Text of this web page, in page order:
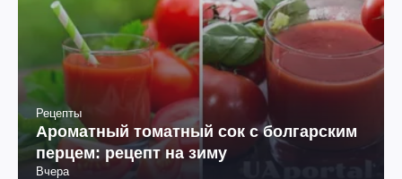
Рецепты
Ароматный томатный сок с болгарским
перцем: рецепт на зиму
Вчера